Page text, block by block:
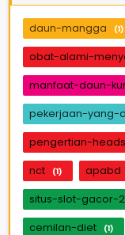
daun-mangga (1)
obat-alami-
manfaat-daun-
pekerjaan-yang-
pengertian-
nct (1) apabd
situs-slot-gacor-
cemilan-diet (1)